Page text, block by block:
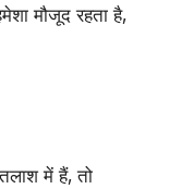
मौजूद रहता है,
में हैं, तो